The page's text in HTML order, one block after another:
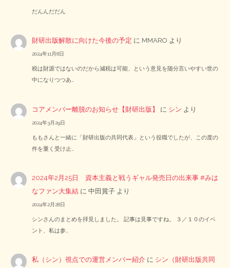
だんんだだん
財研出版解散に向けた今後の予定 に MMARO より
2024年11月8日
税は財源ではないのだから減税は可能、という意見を随分言いやすい世の
中になりつつあ…
コアメンバー離脱のお知らせ【財研出版】 に シン より
2024年3月29日
ももさんと一緒に「財研出版の共同代表」という役職でしたが、この度の
件を重く受け止…
2024年2月25日 資本主義と戦うギャル発売日の出来事 #みは
なファン大集結 に中田賞子 より
2024年2月28日
シンさんのまとめを拝見しました。 記事は見事ですね。 ３／１０のイベ
ント、私は参…
私（シン）視点での運営メンバー紹介 に シン（財研出版共同